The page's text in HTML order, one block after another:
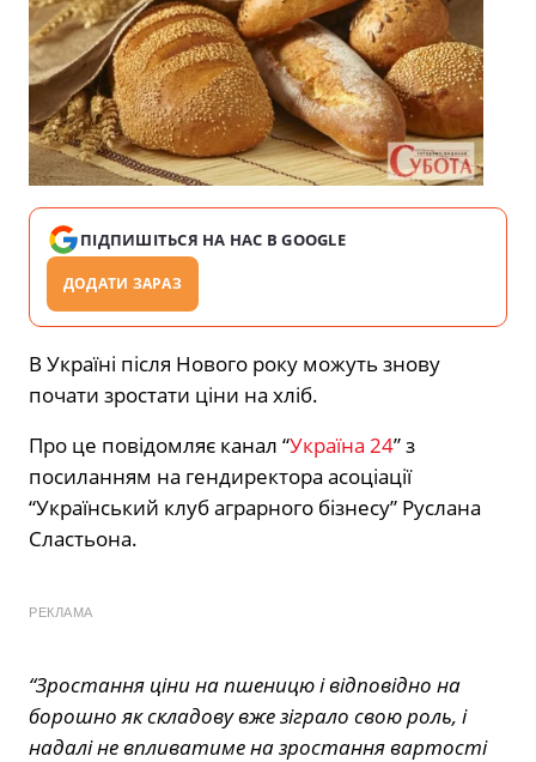
ПІДПИШІТЬСЯ НА НАС В GOOGLE
ДОДАТИ ЗАРАЗ
В Україні після Нового року можуть знову
почати зростати ціни на хліб.
Про це повідомляє канал “Україна 24” з
посиланням на гендиректора асоціації
“Український клуб аграрного бізнесу” Руслана
Сластьона.
РЕКЛАМА
“Зростання ціни на пшеницю і відповідно на
борошно як складову вже зіграло свою роль, і
надалі не впливатиме на зростання вартості